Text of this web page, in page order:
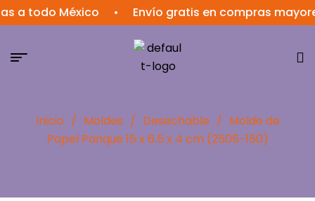
a todo México Envío gratis en compras mayores
Inicio / Moldes / Desechable / Molde de
Papel Panque 15 x 6.5 x 4 cm (2505-150)